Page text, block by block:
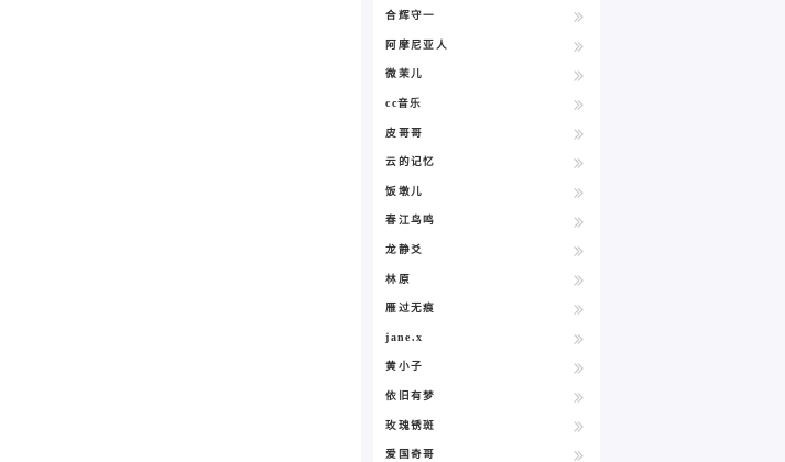
合辉守一
阿摩尼亚人
微茉儿
cc音乐
皮哥哥
云的记忆
饭墩儿
春江鸟鸣
龙静爻
林原
雁过无痕
jane.x
黄小子
依旧有梦
玫瑰锈斑
爱国奇哥